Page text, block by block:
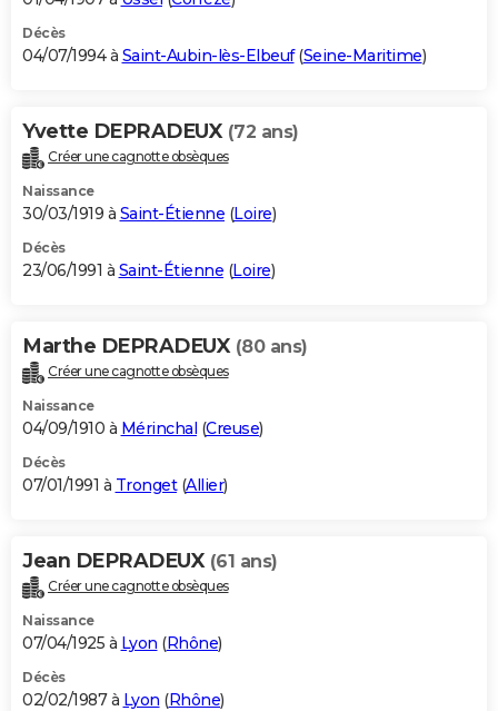
Décès
04/07/1994 à Saint-Aubin-lès-Elbeuf(Seine-Maritime)
Yvette DEPRADEUX (72 ans)
Créer une cagnotte obsèques
Naissance
30/03/1919 à Saint-Étienne (Loire)
Décès
23/06/1991 à Saint-Étienne (Loire)
Marthe DEPRADEUX (80 ans)
Créer une cagnotte obsèques
Naissance
04/09/1910 à Mérinchal (Creuse)
Décès
07/01/1991 à Tronget(Allier)
Jean DEPRADEUX (61 ans)
Créer une cagnotte obsèques
Naissance
07/04/1925 à Lyon (Rhône)
Décès
02/02/1987 à Lyon (Rhône)